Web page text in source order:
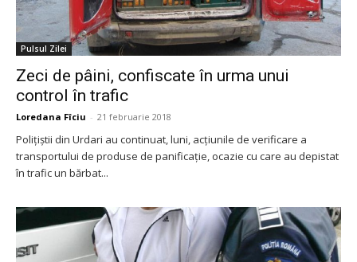
Pulsul Zilei
Zeci de pâini, confiscate în urma unui
control în trafic
Loredana Fîciu - 21 februarie 2018
Polițiștii din Urdari au continuat, luni, acțiunile de verificare a
transportului de produse de panificație, ocazie cu care au depistat
în trafic un bărbat...